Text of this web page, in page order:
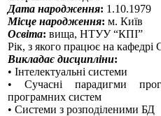
Дата народження: 1.10.1979
Місце народження: м. Київ
Освіта: вища, НТУУ “КПІ”
Рік, з якого працює на
Викладає дисципліни:
• Інтелектуальні системи
• Сучасні парадигми
програмних систем
• Системи з розподіленими БД